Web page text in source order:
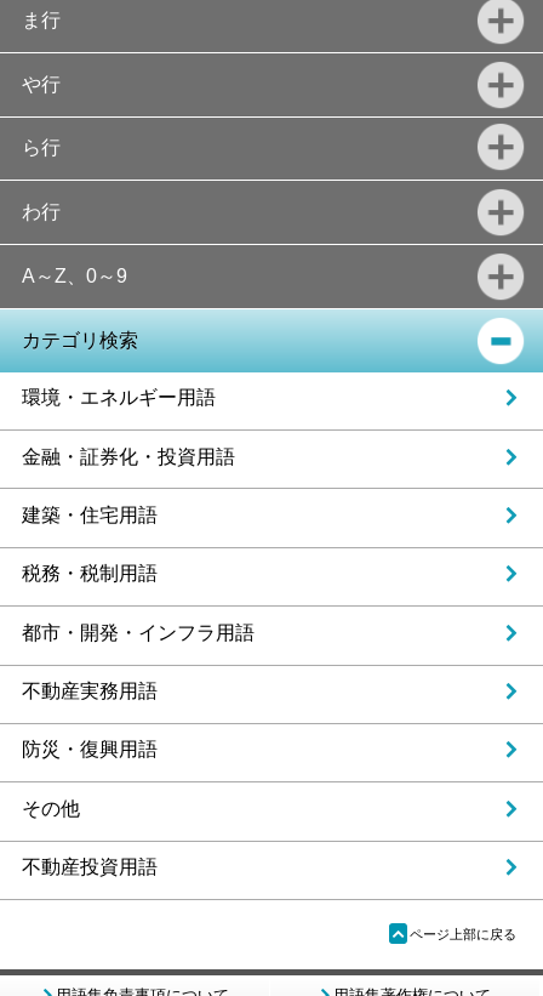
ま行
や行
ら行
わ行
A～Z、0～9
カテゴリ検索
環境・エネルギー用語
金融・証券化・投資用語
建築・住宅用語
税務・税制用語
都市・開発・インフラ用語
不動産実務用語
防災・復興用語
その他
不動産投資用語
ü ページ上部に戻る